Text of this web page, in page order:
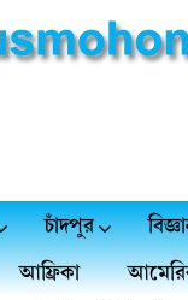
চাঁদপুর
আফ্রিকা